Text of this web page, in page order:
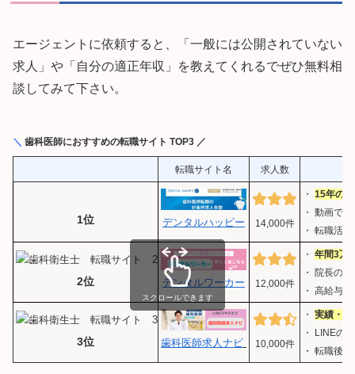
エージェントに依頼すると、「一般には公開されていない
求人」や「自分の適正年収」を教えてくれるでぜひ無料相
談してみて下さい。
＼ 歯科医師におすすめの転職サイト TOP3 ／
転職サイト名 求人数
1位 デンタルハッピー 14,000件
・ 15年の
・ 動画で
・ 転職活
2位 デンタルワーカー 12,000件
・ 年間3万
・ 院長の
・ 高給与
3位 歯科医師求人ナビ 10,000件
・ 実績・顧
・ LINEの
・ 転職後
スクロールできます